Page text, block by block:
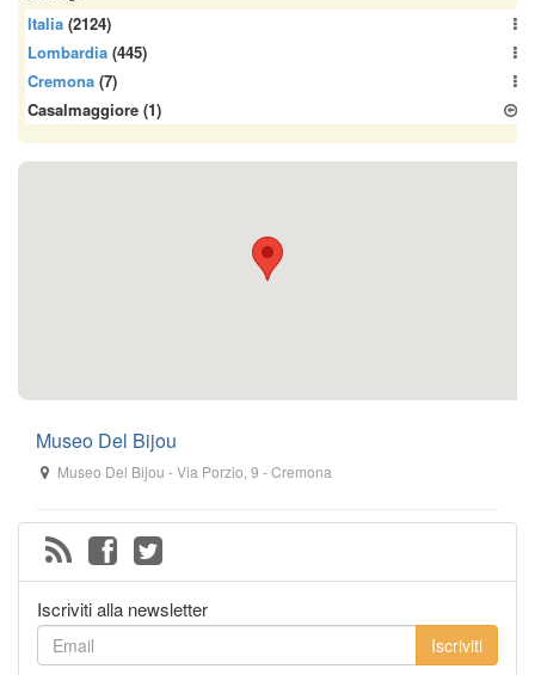
Italia (2124)
Lombardia (445)
Cremona (7)
Casalmaggiore (1)
Museo Del Bijou
Museo Del Bijou-Via Porzio, 9 -Cremona
Iscriviti alla newsletter
Iscriviti